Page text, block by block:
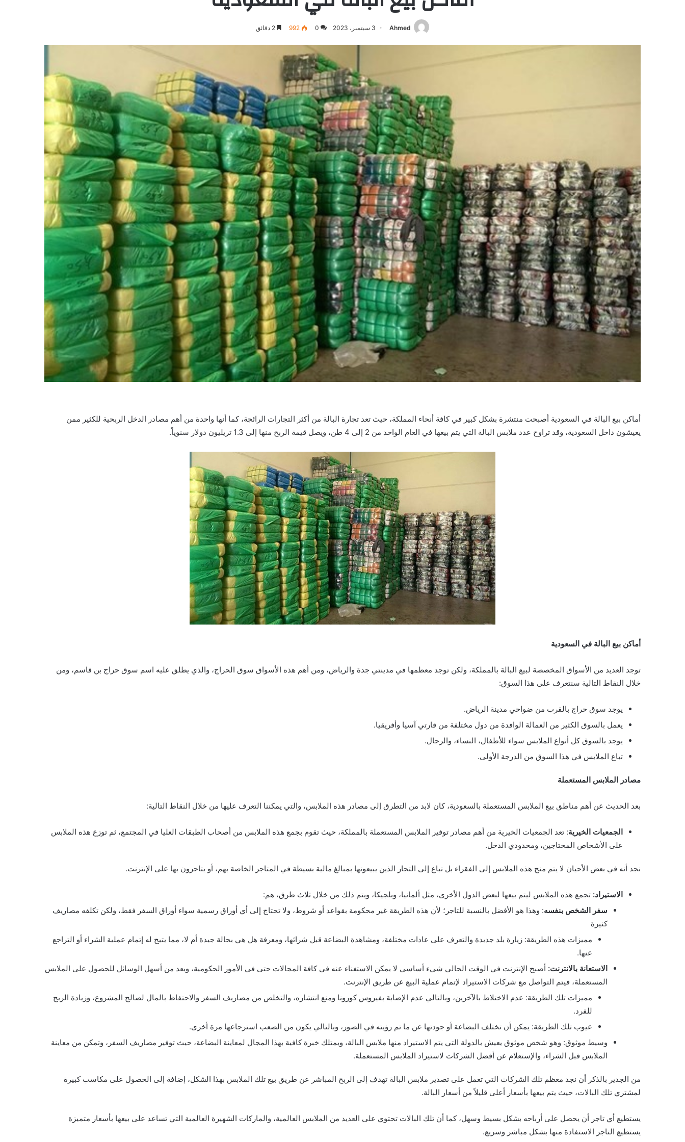
Ahmed 3 سبتمبر، 2023 0
992
أماكن بيع البالة في السعودية أصبحت منتشرة بشكل كبير في كافة أنحاء المملكة، حيث تعد تجارة البالة من أكثر التجارات الرائجة، كما أنها واحدة من أهم مصادر الدخل الربحية للكثير ممن
يعيشون داخل السعودية، وقد تراوح عدد ملابس البالة التي يتم بيعها في العام الواحد من 2 إلى 4 طن، ويصل قيمة الربح منها إلى 1.3 تريليون دولار سنوياً.
أماكن بيع البالة في السعودية
توجد العديد من الأسواق المخصصة لبيع البالة بالمملكة، ولكن توجد معظمها في مدينتي جدة والرياض، ومن أهم هذه الأسواق سوق الحراج، والذي يطلق عليه اسم سوق حراج بن قاسم، ومن
خلال النقاط التالية سنتعرف على هذا السوق:
يوجد سوق حراج بالقرب من ضواحي مدينة الرياض.
يعمل بالسوق الكثير من العمالة الوافدة من دول مختلفة من قارتي آسيا وأفريقيا.
يوجد بالسوق كل أنواع الملابس سواء للأطفال، النساء، والرجال.
تباع الملابس في هذا السوق من الدرجة الأولى.
مصادر الملابس المستعملة
بعد الحديث عن أهم مناطق بيع الملابس المستعملة بالسعودية، كان لابد من التطرق إلى مصادر هذه الملابس، والتي يمكننا التعرف عليها من خلال النقاط التالية:
الجمعيات الخيرية: تعد الجمعيات الخيرية من أهم مصادر توفير الملابس المستعملة بالمملكة، حيث تقوم بجمع هذه الملابس من أصحاب الطبقات العليا في المجتمع، ثم توزع هذه الملابس
على الأشخاص المحتاجين، ومحدودي الدخل.
نجد أنه في بعض الأحيان لا يتم منح هذه الملابس إلى الفقراء بل تباع إلى التجار الذين يبيعونها بمبالغ مالية بسيطة في المتاجر الخاصة بهم، أو يتاجرون بها على الإنترنت.
الاستيراد: تجمع هذه الملابس ليتم بيعها لبعض الدول الأخرى، مثل ألمانيا، وبلجيكا، ويتم ذلك من خلال ثلاث طرق، هم:
سفر الشخص بنفسه: وهذا هو الأفضل بالنسبة للتاجر؛ لأن هذه الطريقة غير محكومة بقواعد أو شروط، ولا تحتاج إلى أي أوراق رسمية سواء أوراق السفر فقط، ولكن تكلفه مصاريف
كثيرة
مميزات هذه الطريقة: زيارة بلد جديدة والتعرف على عادات مختلفة، ومشاهدة البضاعة قبل شرائها، ومعرفة هل هي بحالة جيدة أم لا، مما يتيح له إتمام عملية الشراء أو التراجع
عنها.
الاستعانة بالانترنت: أصبح الإنترنت في الوقت الحالي شيء أساسي لا يمكن الاستغناء عنه في كافة المجالات حتى في الأمور الحكومية، ويعد من أسهل الوسائل للحصول على الملابس
المستعملة، فيتم التواصل مع شركات الاستيراد لإتمام عملية البيع عن طريق الإنترنت.
مميزات تلك الطريقة: عدم الاختلاط بالآخرين، وبالتالي عدم الإصابة بفيروس كورونا ومنع انتشاره، والتخلص من مصاريف السفر والاحتفاظ بالمال لصالح المشروع، وزيادة الربح
للفرد.
عيوب تلك الطريقة: يمكن أن تختلف البضاعة أو جودتها عن ما تم رؤيته في الصور، وبالتالي يكون من الصعب استرجاعها مرة أخرى.
وسيط موثوق: وهو شخص موثوق يعيش بالدولة التي يتم الاستيراد منها ملابس البالة، ويمتلك خبرة كافية بهذا المجال لمعاينة البضاعة، حيث توفير مصاريف السفر، وتمكن من معاينة
الملابس قبل الشراء، والإستعلام عن أفضل الشركات لاستيراد الملابس المستعملة.
من الجدير بالذكر أن نجد معظم تلك الشركات التي تعمل على تصدير ملابس البالة تهدف إلى الربح المباشر عن طريق بيع تلك الملابس بهذا الشكل، إضافة إلى الحصول على مكاسب كبيرة
لمشتري تلك البالات، حيث يتم بيعها بأسعار أعلى قليلاً من أسعار البالة.
يستطيع أي تاجر أن يحصل على أرباحه بشكل بسيط وسهل، كما أن تلك البالات تحتوي على العديد من الملابس العالمية، والماركات الشهيرة العالمية التي تساعد على بيعها بأسعار متميزة
يستطيع التاجر الاستفادة منها بشكل مباشر وسريع.